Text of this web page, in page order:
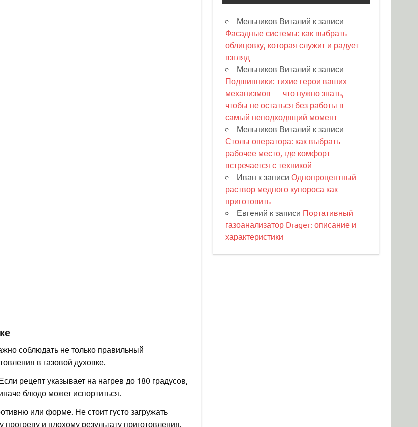
соблюдать не только правильный
в газовой духовке.
рецепт указывает на нагрев до 180 градусов,
блюдо может испортиться.
или форме. Не стоит густо загружать
и плохому результату приготовления.
Мельников Виталий к записи
Фасадные системы: как выбрать
облицовку, которая служит и радует
взгляд
Мельников Виталий к записи
Подшипники: тихие герои ваших
механизмов — что нужно знать,
чтобы не остаться без работы в
самый неподходящий момент
Мельников Виталий к записи
Столы оператора: как выбрать
рабочее место, где комфорт
встречается с техникой
Иван к записиОднопроцентный
раствор медного купороса как
приготовить
Евгений к записи Портативный
газоанализатор Drager: описание и
характеристики